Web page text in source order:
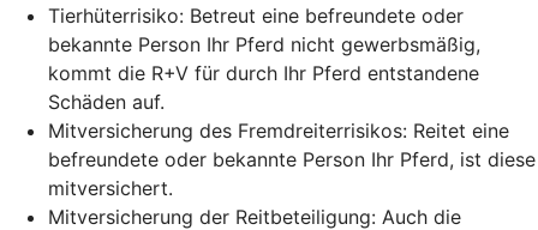
Tierhüterrisiko: Betreut eine befreundete oder
bekannte Person Ihr Pferd nicht gewerbsmäßig,
kommt die R+V für durch Ihr Pferd entstandene
Schäden auf.
Mitversicherung des Fremdreiterrisikos: Reitet eine
befreundete oder bekannte Person Ihr Pferd, ist diese
mitversichert.
Mitversicherung der Reitbeteiligung: Auch die